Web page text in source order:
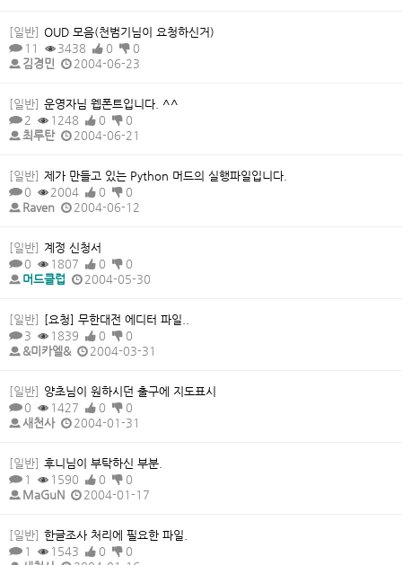
[일반] OUD 모음(천범기님이 요청하신거)
11
3438 0
0
김경민
2004-06-23
[일반] 운영자님 웹폰트입니다. ^^
2
1248 0
0
최루탄
2004-06-21
[일반] 제가 만들고 있는 Python 머드의 실행파일입니다.
0
2004 0
0
Raven
2004-06-12
[일반] 계정 신청서
0
1807 0
0
머드클럽
2004-05-30
[일반]
[요청] 무한대전 에디터 파일..
3
1839 0
0
&미카엘&
2004-03-31
[일반] 양초님이 원하시던 출구에 지도표시
0
1427 0
0
새천사
2004-01-31
[일반] 후니님이 부탁하신 부분.
1
1590 0
0
MaGuN
2004-01-17
[일반] 한글조사 처리에 필요한 파일.
1
1543 0
0